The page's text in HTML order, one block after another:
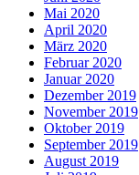
Mai 2020
April 2020
März 2020
Februar 2020
Januar 2020
Dezember 2019
November 2019
Oktober 2019
September 2019
August 2019